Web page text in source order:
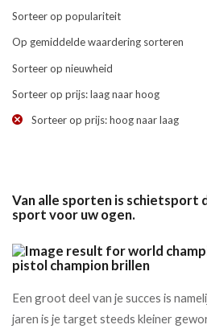
Van alle sporten is schietsport
sport voor uw ogen.
Een groot deel van je succes is
jaren is je target steeds kleiner
Sorteer op populariteit
Op gemiddelde waardering sorteren
Sorteer op nieuwheid
Sorteer op prijs: laag naar hoog
Sorteer op prijs: hoog naar laag